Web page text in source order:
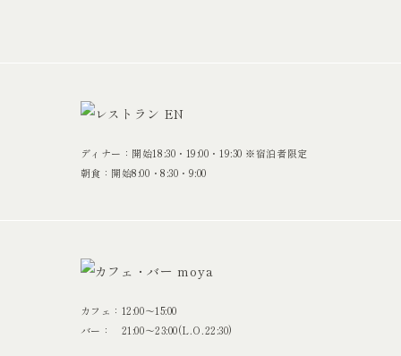
ディナー：開始18:30・19:00・19:30 ※宿泊者限定
朝食：開始8:00・8:30・9:00
カフェ：12:00〜15:00
バー： 21:00〜23:00(L.O.22:30)